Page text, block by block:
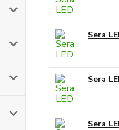
Sera
Sera
Sera